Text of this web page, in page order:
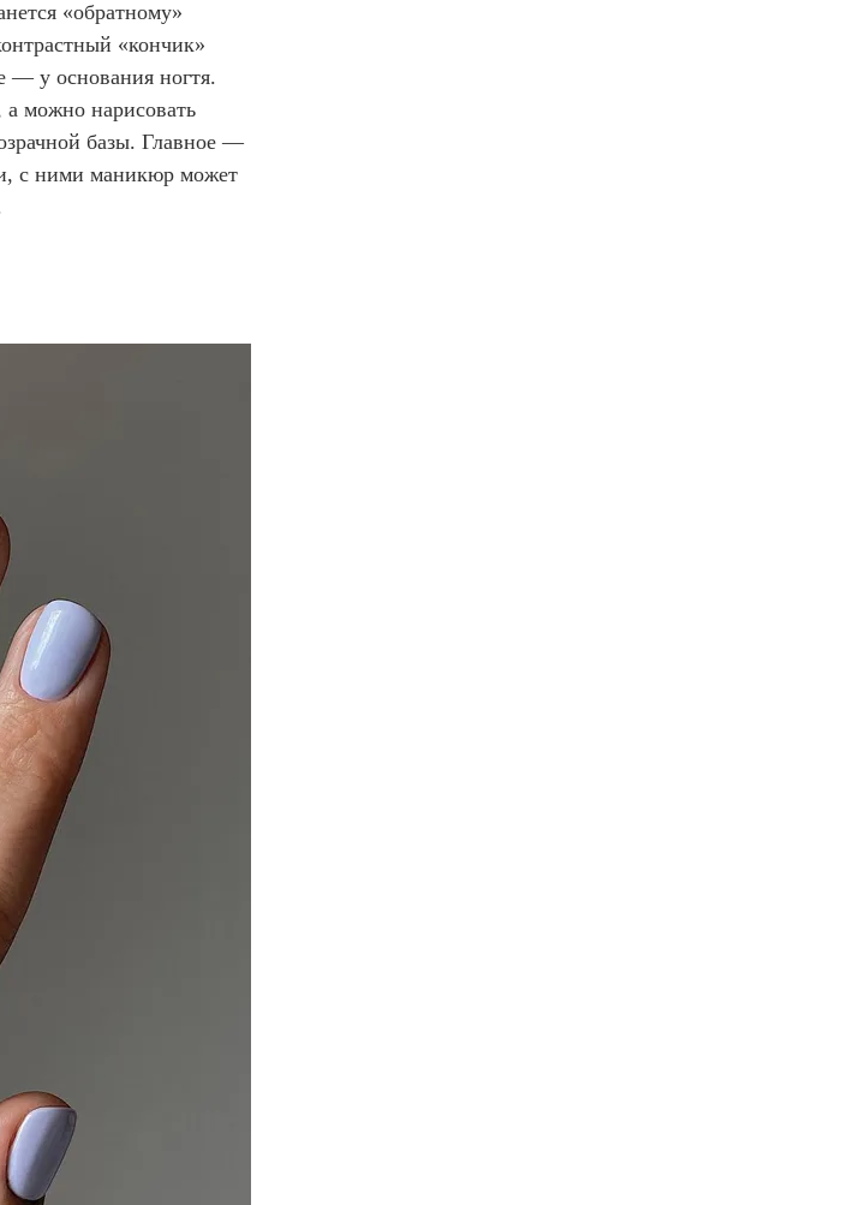
«обратному»
«кончик»
— у основания ногтя.
можно нарисовать
базы. Главное —
с ними маникюр может